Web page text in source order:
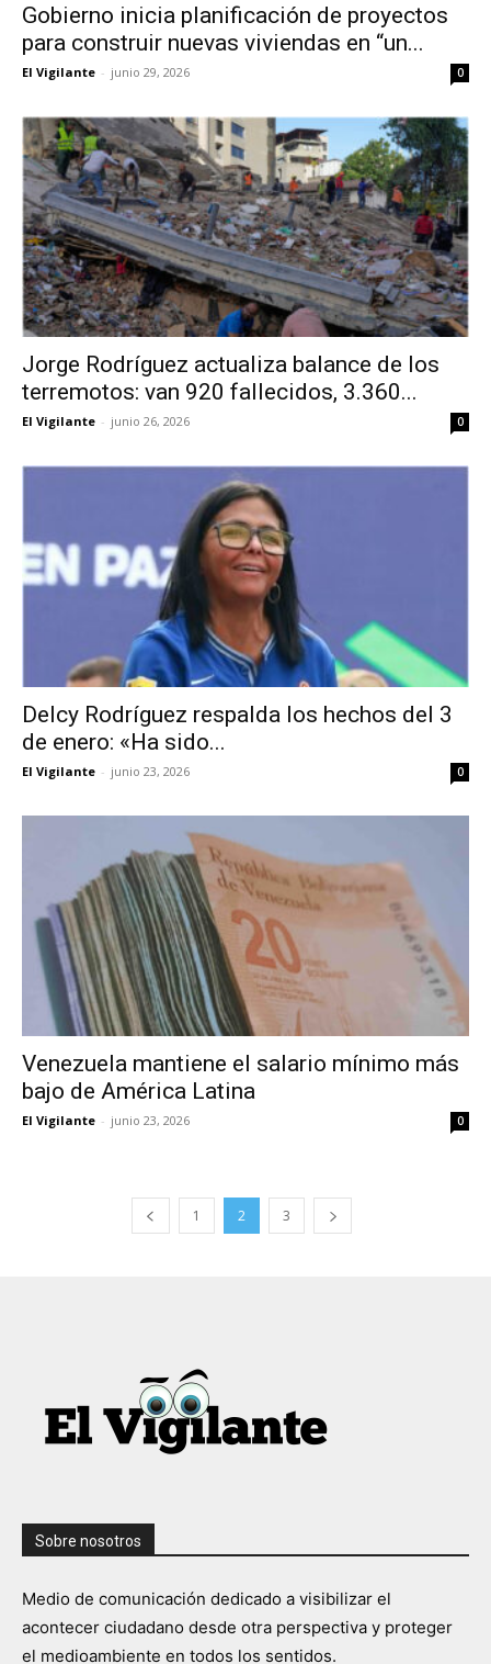
Gobierno inicia planificación de proyectos
para construir nuevas viviendas en “un...
El Vigilante - junio 29, 2026 0
Jorge Rodríguez actualiza balance de los
terremotos: van 920 fallecidos, 3.360...
El Vigilante - junio 26, 2026 0
Delcy Rodríguez respalda los hechos del 3
de enero: «Ha sido...
El Vigilante - junio 23, 2026 0
Venezuela mantiene el salario mínimo más
bajo de América Latina
El Vigilante - junio 23, 2026 0
1 2 3
Sobre nosotros
Medio de comunicación dedicado a visibilizar el
acontecer ciudadano desde otra perspectiva y proteger
el medioambiente en todos los sentidos.